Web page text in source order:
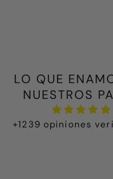
LO QUE
NUESTROS
+1239 opiniones
Realmente
Amor y la
encargué
emocioné
preciosas
conjuntos